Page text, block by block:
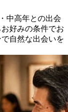
中高年との出会
好みの条件でお
自然な出会いを